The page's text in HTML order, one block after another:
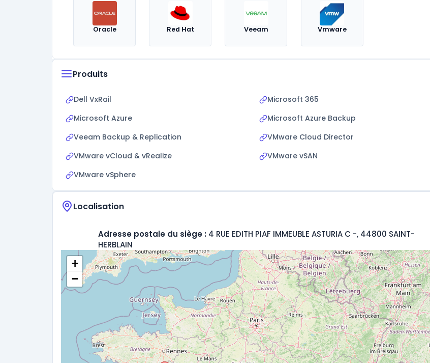
Oracle Red Hat Veeam Vmware
Produits
Dell VxRail
Microsoft 365
Microsoft Azure
Microsoft Azure Backup
Veeam Backup & Replication
VMware Cloud Director
VMware vCloud & vRealize
VMware vSAN
VMware vSphere
Localisation
Adresse postale du siège : 4 RUE EDITH PIAF IMMEUBLE ASTURIA C -, 44800 SAINT-
HERBLAIN
+
−